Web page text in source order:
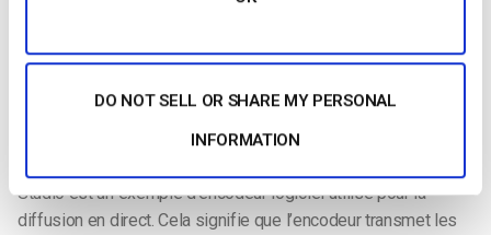
DO NOT SELL OR SHARE MY PERSONAL
INFORMATION
L’encodage est un processus utilisé pour convertir les
fichiers vidéo RAW capturés par une caméra en fichiers
Studio est un exemple d’encodeur logiciel utilisé pour la
diffusion en direct. Cela signifie que l’encodeur transmet les